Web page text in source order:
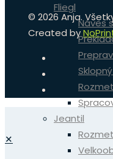
Fliegl
Náves
Jeantil
© 2026 Anja.
Created by
✕